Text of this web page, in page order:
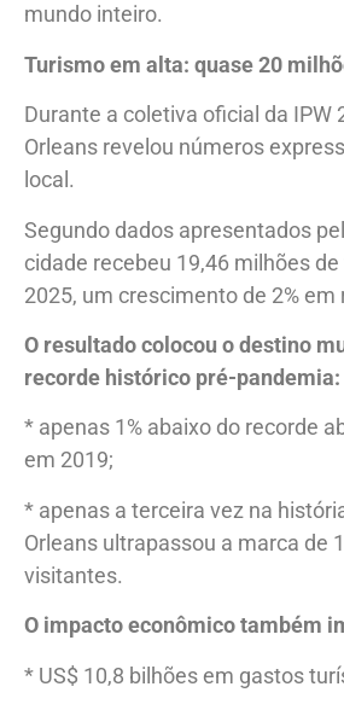
mundo inteiro.
Turismo em alta: quase 20
Durante a coletiva oficial da IPW
Orleans revelou números
local.
Segundo dados apresentados
cidade recebeu 19,46 milhões
2025, um crescimento de 2% em
O resultado colocou o destino
recorde histórico pré-pandemia:
* apenas 1% abaixo do recorde
em 2019;
* apenas a terceira vez na
Orleans ultrapassou a marca de
visitantes.
O impacto econômico também
* US$ 10,8 bilhões em gastos